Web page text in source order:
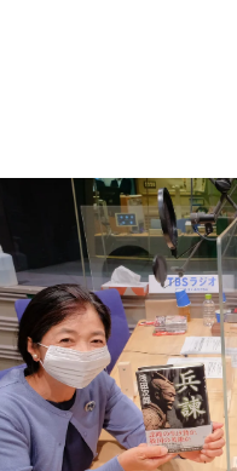
トピックス
TBS Podcast
お知らせ
イベント・グッズ
YouTube
会社情報